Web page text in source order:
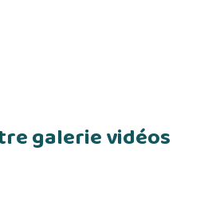
galerie vidéos